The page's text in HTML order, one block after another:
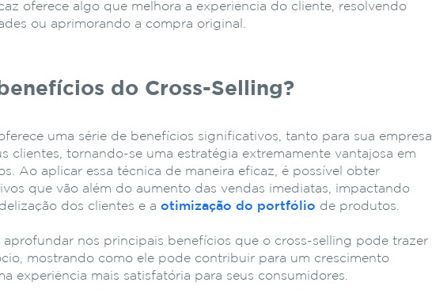
oferece algo que melhora a experiência do cliente, resolvendo
ou aprimorando a compra original.
do Cross-Selling?
uma série de benefícios significativos, tanto para sua empresa
clientes, tornando-se uma estratégia extremamente vantajosa em
Ao aplicar essa técnica de maneira eficaz, é possível obter
que vão além do aumento das vendas imediatas, impactando
dos clientes e aotimização do portfólio de produtos.
aprofundar nos principais benefícios que o cross-selling pode trazer
mostrando como ele pode contribuir para um crescimento
experiência mais satisfatória para seus consumidores.